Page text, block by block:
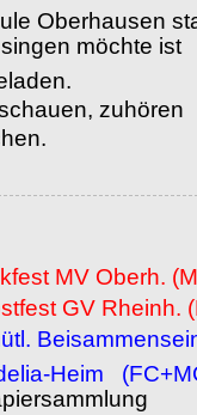
Oberhausen
möchte ist
zuhören
MV Oberh.
GV Rheinh.